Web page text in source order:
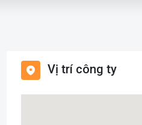
Vị trí công ty